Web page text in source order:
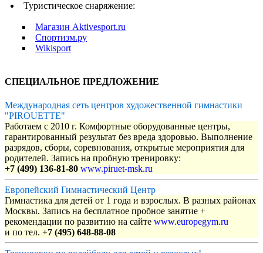
Туристическое снаряжение:
Магазин Aktivesport.ru
Спортизм.ру
Wikisport
СПЕЦИАЛЬНОЕ ПРЕДЛОЖЕНИЕ
Международная сеть центров художественной гимнастики
"PIROUETTE"
Работаем с 2010 г. Комфортные оборудованные центры,
гарантированный результат без вреда здоровью. Выполнение
разрядов, сборы, соревнования, открытые мероприятия для
родителей. Запись на пробную тренировку:
+7 (499) 136-81-80 www.piruet-msk.ru
Европейский Гимнастический Центр
Гимнастика для детей от 1 года и взрослых. В разных районах
Москвы. Запись на бесплатное пробное занятие +
рекомендации по развитию на сайте www.europegym.ru
и по тел. +7 (495) 648-88-08